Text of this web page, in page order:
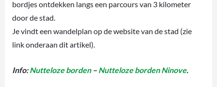
bordjes ontdekken langs een parcours van 3 kilometer
door de stad.
Je vindt een wandelplan op de website van de stad (zie
link onderaan dit artikel).
Info:Nutteloze borden– Nutteloze borden Ninove.